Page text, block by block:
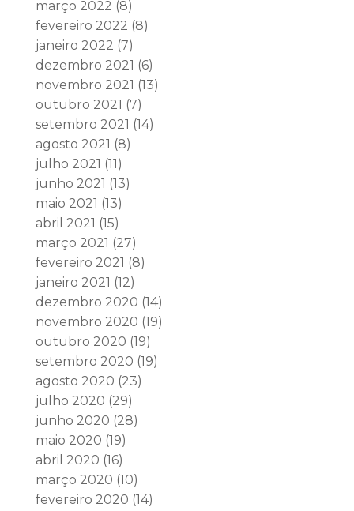
março 2022 (8)
fevereiro 2022 (8)
janeiro 2022 (7)
dezembro 2021 (6)
novembro 2021 (13)
outubro 2021 (7)
setembro 2021 (14)
agosto 2021 (8)
julho 2021 (11)
junho 2021 (13)
maio 2021 (13)
abril 2021 (15)
março 2021 (27)
fevereiro 2021 (8)
janeiro 2021 (12)
dezembro 2020 (14)
novembro 2020 (19)
outubro 2020 (19)
setembro 2020 (19)
agosto 2020 (23)
julho 2020 (29)
junho 2020 (28)
maio 2020 (19)
abril 2020 (16)
março 2020 (10)
fevereiro 2020 (14)